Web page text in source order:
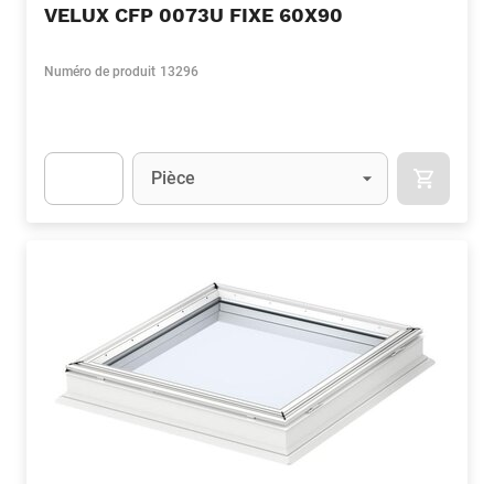
VELUX CFP 0073U FIXE 60X90
Numéro de produit 13296
Unité
Pièce